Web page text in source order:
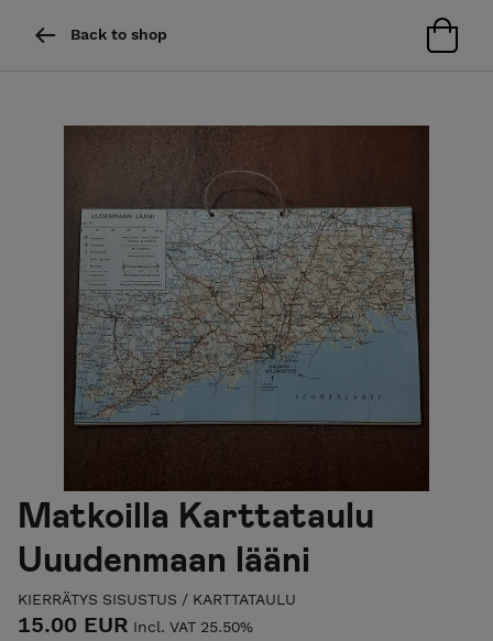
Back to shop
Matkoilla Karttataulu
Uuudenmaan lääni
KIERRÄTYS SISUSTUS / KARTTATAULU
15.00 EUR Incl. VAT 25.50%